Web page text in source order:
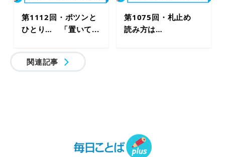
第1112回・ポツンと
ひとり… 「置いて...
第1075回・札止め
読み方は…
関連記事